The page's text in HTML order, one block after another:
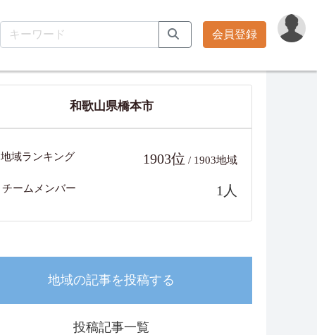
会員登録
和歌山県橋本市
地域ランキング 1903位 / 1903地域
チームメンバー 1人
地域の記事を投稿する
投稿記事一覧